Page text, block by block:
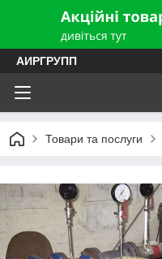
АИРГРУПП
Товари та послуги